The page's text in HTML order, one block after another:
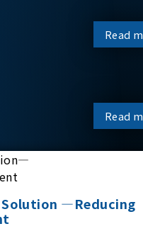
Read
Read
—Reducing